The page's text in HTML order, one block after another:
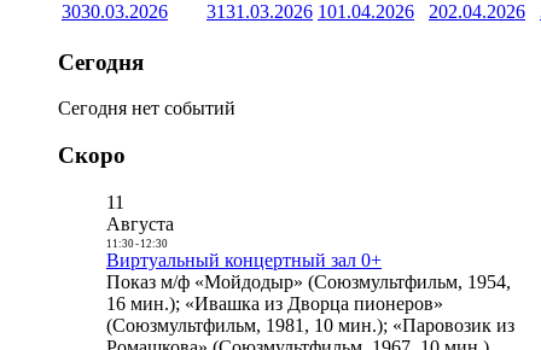
3030.03.2026 3131.03.2026 101.04.2026 202.04.2026
Сегодня
Сегодня нет событий
Скоро
11
Августа
11:30- 12:30
Виртуальный концертный зал 0+
Показ м/ф «Мойдодыр» (Союзмультфильм, 1954,
16 мин.); «Ивашка из Дворца пионеров»
(Союзмультфильм, 1981, 10 мин.); «Паровозик из